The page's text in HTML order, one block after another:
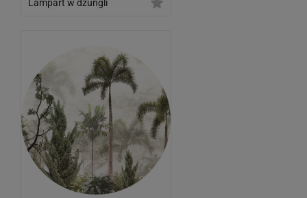
Lampart w dżungli